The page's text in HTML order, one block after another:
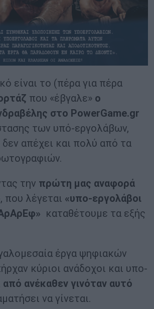
είναι το (πέρα για πέρα
που «έβγαλε» ο
στο PowerGame.gr
των υπό-εργολάβων,
απέχει και πολύ από τα
την πρώτη μας αναφορά
που λέγεται «υπο-εργολάβοι
καταθέτουμε τα εξής
έργα ψηφιακών
κύριοι ανάδοχοι και υπο-
από ανέκαθεν γινόταν αυτό
να γίνεται.